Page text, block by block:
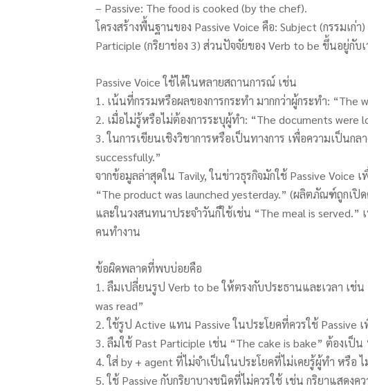
– Passive: The food is cooked (by the chef).
โครงสร้างพื้นฐานของ Passive Voice คือ: Subject (กรรมเก่
Participle (กริยาช่อง 3) ส่วนปัจจัยของ Verb to be ขึ้นอยู่กั
Passive Voice ใช้ได้ในหลายสถานการณ์ เช่น
1. เน้นที่กรรมหรือผลของการกระทำ มากกว่าผู้กระทำ: “The
2. เมื่อไม่รู้หรือไม่ต้องการระบุผู้ทำ: “The documents were
3. ในการเขียนเชิงวิชาการหรือเป็นทางการ เพื่อความเป็นก
successfully.”
จากข้อมูลล่าสุดใน Tavily, ในข่าวธุรกิจมักใช้ Passive
“The product was launched yesterday.” (ผลิตภัณฑ์ถูกเปิ
และในวงสนทนาประจำวันก็ใช้เช่น “The meal is
คนทำงาน
ข้อผิดพลาดที่พบบ่อยคือ
1. ลืมเปลี่ยนรูป Verb to be ให้ตรงกับประธานและเวลา เช่
was read”
2. ใช้รูป Active แทน Passive ในประโยคที่ควรใช้ Passive
3. ลืมใช้ Past Participle เช่น “The cake is bake” ต้องเป็น
4. ใส่ by + agent ที่ไม่จำเป็นในประโยคที่ไม่เคยรู้ผู้ทำ หรือ
5. ใช้ Passive กับกริยาบางชนิดที่ไม่ควรใช้ เช่น กริยาแสดงค